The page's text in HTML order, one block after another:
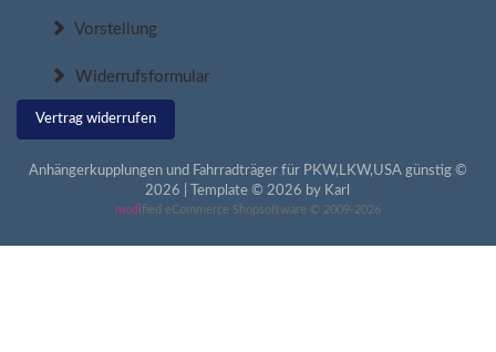
Vorstellung
Widerrufsformular
Vertrag widerrufen
Anhängerkupplungen und Fahrradträger für PKW,LKW,USA günstig ©
2026 | Template © 2026 by Karl
mod ified eCommerce Shopsoftware © 2009-2026